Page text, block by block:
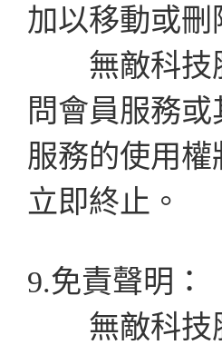
加以移動或刪
無敵科技股
問會員服務
服務的使用權
立即終止。
9.免責聲明：
無敵科技股